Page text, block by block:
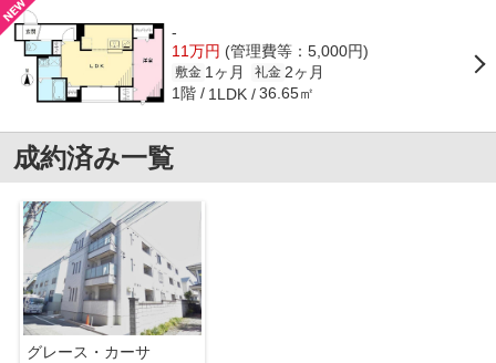
-
11万円 (管理費等：5,000円)
敷金 1ヶ月 礼金 2ヶ月
1階 1LDK 36.65㎡
成約済み一覧
グレース・カーサ